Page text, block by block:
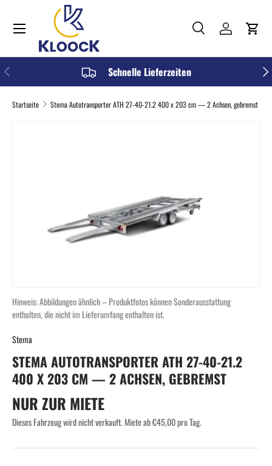
DIREKT ZUM INHALT
Suchen
Art
Suche Einloggen
Menü
VORHERIGE Schnelle Lieferzeiten
Startseite Stema Autotransporter ATH 27-40-21.2 400 x 203 cm — 2 Achsen, gebremst
Hinweis: Abbildungen ähnlich – Produktfotos können Sonderausstattung
enthalten, die nicht im Lieferumfang enthalten ist.
Stema
STEMA AUTOTRANSPORTER ATH 27-40-21.2
400 X 203 CM — 2 ACHSEN, GEBREMST
NUR ZUR MIETE
Dieses Fahrzeug wird nicht verkauft. Miete ab €45,00 pro Tag.